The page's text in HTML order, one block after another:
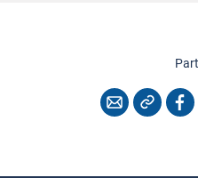
CourrielCopier